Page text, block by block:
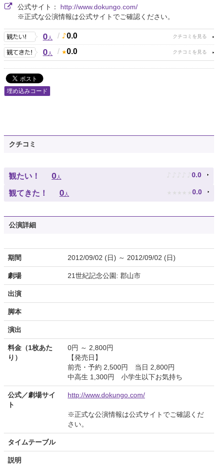
公式サイト： http://www.dokungo.com/
※正式な公演情報は公式サイトでご確認ください。
0人 / 0.0
0人 / 0.0
埋め込みコード
クチコミ
観たい！ 0人 ♪ ♪ ♪ ♪ ♪ 0.0
観てきた！ 0人 ★ ★ ★ ★ ★ 0.0
公演詳細
期間 2012/09/02 (日) ～ 2012/09/02 (日)
劇場 21世紀記念公園: 郡山市
出演
脚本
演出
料金（1枚あた
り）
0円 ～ 2,800円
【発売日】
前売・予約 2,500円 当日 2,800円
中高生 1,300円 小学生以下お気持ち
公式／劇場サイ
ト
http://www.dokungo.com/
※正式な公演情報は公式サイトでご確認くだ
さい。
タイムテーブル
説明